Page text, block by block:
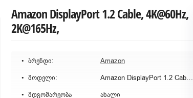
Amazon DisplayPort 1.2 Cable, 4K@60Hz,
2K@165Hz,
ბრენდი:
Amazon
მოდელი:
Amazon DisplayPort 1.2 Cable, 4K@60Hz, 2K@165Hz,
მდგომარეობა
ახალი